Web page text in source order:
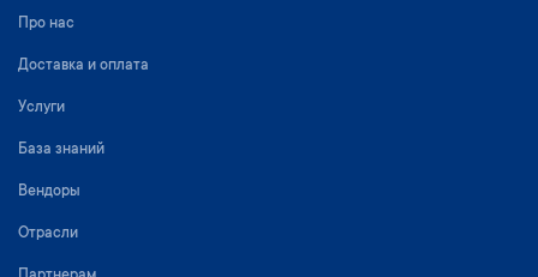
Про нас
Доставка и оплата
Услуги
База знаний
Вендоры
Отрасли